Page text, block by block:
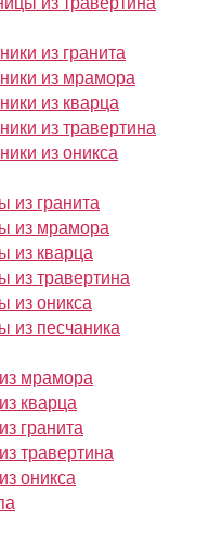
из гранита
из мрамора
из кварца
из травертина
из оникса
из гранита
из мрамора
из кварца
из травертина
из оникса
из песчаника
мрамора
кварца
гранита
травертина
оникса